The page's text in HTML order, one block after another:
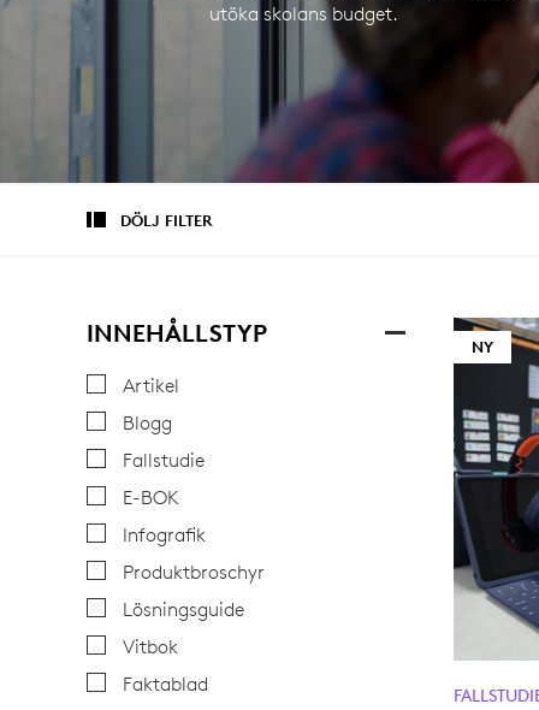
utöka skolans budget.
DÖLJ FILTER
INNEHÅLLSTYP
Artikel
Blogg
Fallstudie
E-BOK
Infografik
Produktbroschyr
Lösningsguide
Vitbok
Faktablad
NY